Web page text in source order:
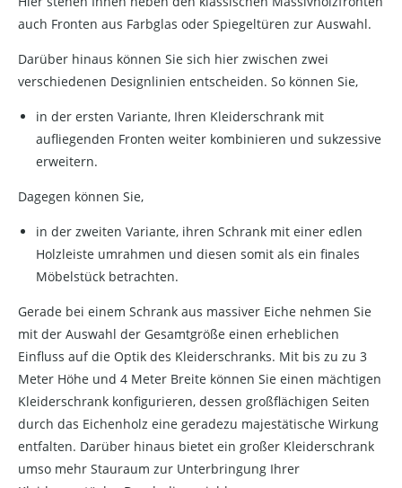
auch Fronten aus Farbglas oder Spiegeltüren zur Auswahl.
Darüber hinaus können Sie sich hier zwischen zwei
verschiedenen Designlinien entscheiden. So können Sie,
in der ersten Variante, Ihren Kleiderschrank mit
aufliegenden Fronten weiter kombinieren und sukzessive
erweitern.
Dagegen können Sie,
in der zweiten Variante, ihren Schrank mit einer edlen
Holzleiste umrahmen und diesen somit als ein finales
Möbelstück betrachten.
Gerade bei einem Schrank aus massiver Eiche nehmen Sie
mit der Auswahl der Gesamtgröße einen erheblichen
Einfluss auf die Optik des Kleiderschranks. Mit bis zu zu 3
Meter Höhe und 4 Meter Breite können Sie einen mächtigen
Kleiderschrank konfigurieren, dessen großflächigen Seiten
durch das Eichenholz eine geradezu majestätische Wirkung
entfalten. Darüber hinaus bietet ein großer Kleiderschrank
umso mehr Stauraum zur Unterbringung Ihrer